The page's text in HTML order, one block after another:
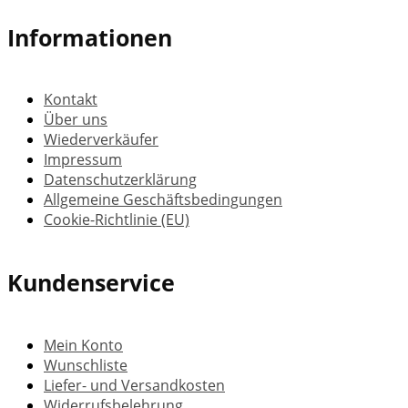
Informationen
Kontakt
Über uns
Wiederverkäufer
Impressum
Datenschutzerklärung
Allgemeine Geschäftsbedingungen
Cookie-Richtlinie (EU)
Kundenservice
Mein Konto
Wunschliste
Liefer- und Versandkosten